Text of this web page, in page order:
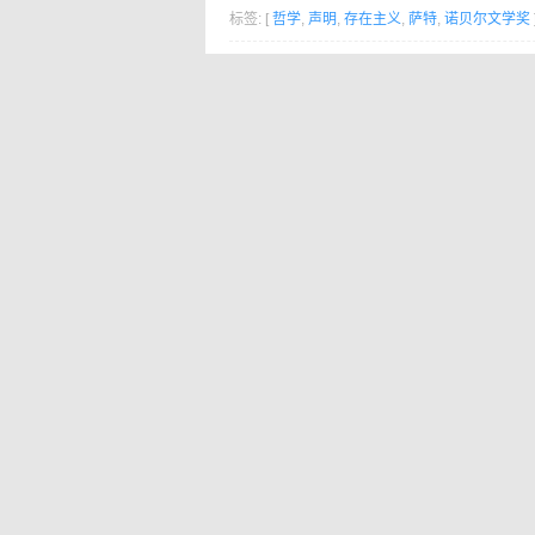
标签: [ 哲学, 声明, 存在主义, 萨特, 诺贝尔文学奖 ]